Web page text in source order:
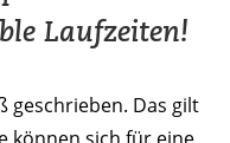
Laufzeiten!
geschrieben. Das gilt